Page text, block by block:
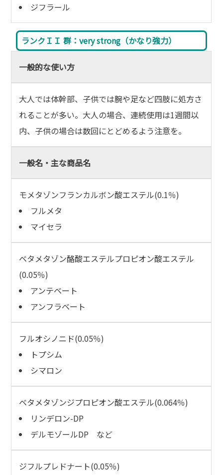
ジフラール
ランクＩＩ 群：very strong（かなり強力）
一般的な使い方
大人では体幹部、子供では腕や足など四肢に処方さ
れることが多い。大人の場合、連続使用は1週間以
内、子供の場合は数回にとどめるよう注意を。
一般名・主な商品名
モメタゾンフランカルボン酸エステル(0.1％)
フルメタ
マイセラ
ベタメタゾン酪酸エステルプロピオン酸エステル
(0.05％)
アンテベート
アンフラベート
フルオシノニド(0.05％)
トプシム
シマロン
ベタメタゾンジプロピオン酸エステル(0.064％)
リンデロン-DP
デルモゾールDP など
ジフルプレドナート(0.05％)